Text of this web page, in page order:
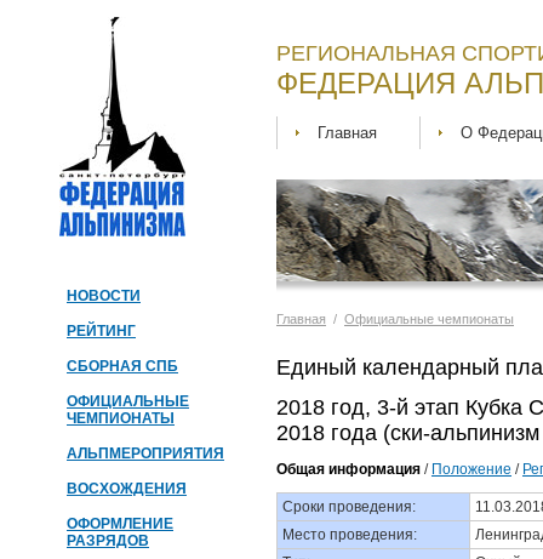
НОВОСТИ
РЕЙТИНГ
СБОРНАЯ СПБ
ОФИЦИАЛЬНЫЕ
ЧЕМПИОНАТЫ
АЛЬПМЕРОПРИЯТИЯ
ВОСХОЖДЕНИЯ
ОФОРМЛЕНИЕ
РАЗРЯДОВ
РЕГИОНАЛЬНАЯ
ФЕДЕРАЦИЯ
Главная О
Главная / Официальные чемпионаты
Единый календарный
2018 год, 3-й этап Кубка
2018 года (ски-альпинизм
Общая информация / Положение /
Сроки проведения:
Место проведения: